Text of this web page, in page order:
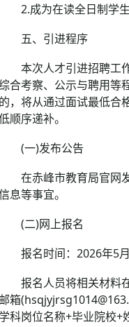
成为在读全日制学生
、引进程序
次人才引进招聘工作
合考察、公示与聘用等
，将从通过面试最低合
顺序递补。
一)发布公告
赤峰市教育局官网发
息等事宜。
二)网上报名
名时间：2026年5月9
名人员将相关材料在
箱
科岗位名称+毕业院校+